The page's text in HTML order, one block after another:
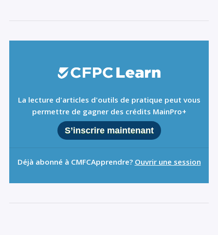
La lecture d'articles d'outils de pratique peut vous
permettre de gagner des crédits MainPro+
S’inscrire maintenant
Déjà abonné à CMFCApprendre? Ouvrir une session